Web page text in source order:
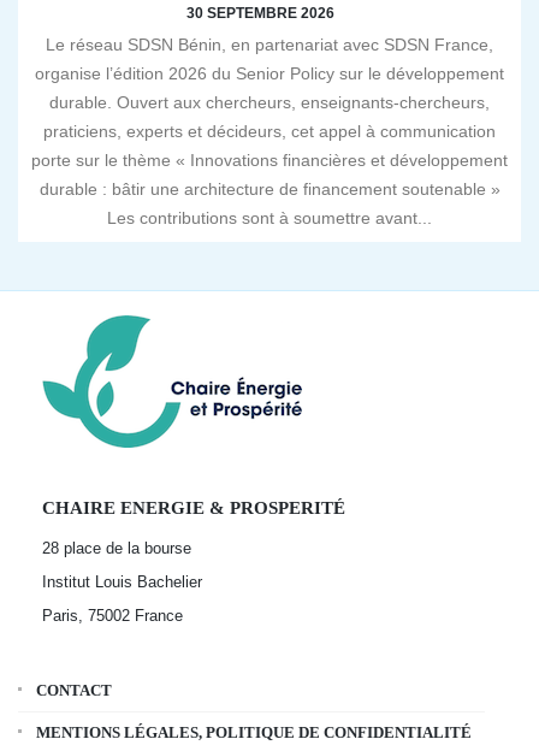
30 SEPTEMBRE 2026
Le réseau SDSN Bénin, en partenariat avec SDSN France,
organise l’édition 2026 du Senior Policy sur le développement
durable. Ouvert aux chercheurs, enseignants-chercheurs,
praticiens, experts et décideurs, cet appel à communication
porte sur le thème « Innovations financières et développement
durable : bâtir une architecture de financement soutenable »
Les contributions sont à soumettre avant...
CHAIRE ENERGIE & PROSPERITÉ
28 place de la bourse
Institut Louis Bachelier
Paris, 75002 France
CONTACT
MENTIONS LÉGALES, POLITIQUE DE CONFIDENTIALITÉ